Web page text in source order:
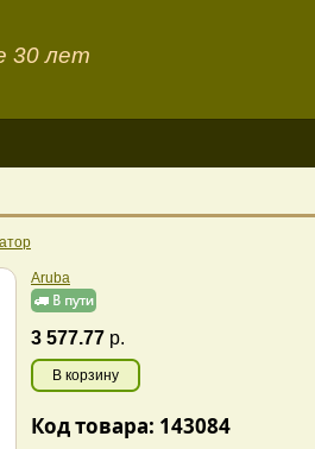
30 лет
Aruba
3 577.77 р.
В корзину
Код товара: 143084